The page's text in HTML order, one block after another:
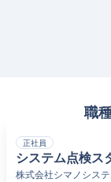
職
正社員
システム点検ス
株式会社シマノシス